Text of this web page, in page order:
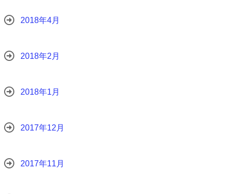
2018年4月
2018年2月
2018年1月
2017年12月
2017年11月